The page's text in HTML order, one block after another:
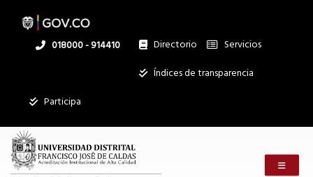
Administrativos
Maestría
en
contenido
Linea
018000 - 914410 Directorio
Institucional
Servicios
Índices de transparencia
Participa
registros
Buscar:
Servicios